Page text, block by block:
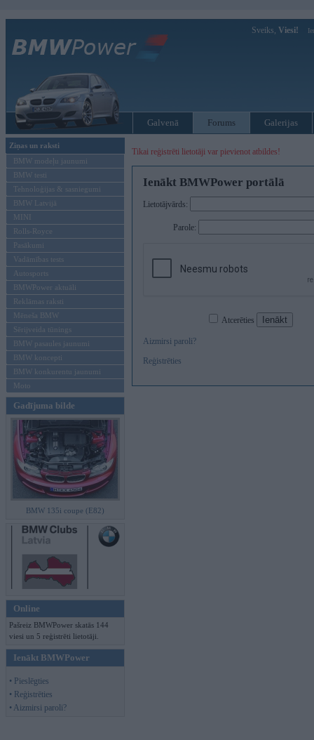
Sveiks, Viesi!
Galvenā Forums Galerijas
Ziņas un raksti
BMW modeļu jaunumi
BMW testi
Tehnoloģijas & sasniegumi
BMW Latvijā
MINI
Rolls-Royce
Pasākumi
Vadāmības tests
Autosports
BMWPower aktuāli
Reklāmas raksti
Mēneša BMW
Sērijveida tūnings
BMW pasaules jaunumi
BMW koncepti
BMW konkurentu jaunumi
Moto
Gadījuma bilde
BMW 135i coupe (E82)
Online
Pašreiz BMWPower skatās 144
viesi un 5 reģistrēti lietotāji.
Ienākt BMWPower
• Pieslēgties
• Reģistrēties
• Aizmirsi paroli?
Tikai reģistrēti lietotāji var pievienot atbildes!
Ienākt BMWPower portālā
Lietotājvārds:
Parole:
Atcerēties
Aizmirsi paroli?
Reģistrēties